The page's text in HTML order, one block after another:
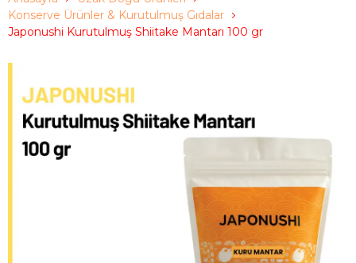
Konserve Ürünler & Kurutulmuş Gıdalar
Japonushi Kurutulmuş Shiitake Mantarı 100 gr